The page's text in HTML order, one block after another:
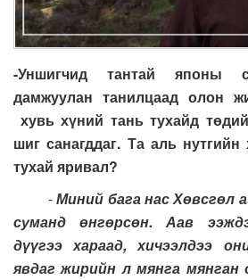
-Уншигчид тантай японы
дамжуулан танилцаад олон
хувь хүний тань тухайд
шиг санагддаг. Та аль
тухай яривал?
-Миний бага нас Хөвсгөл
суманд өнгөрсөн. Аав
дүүгээ хараад, хичээлдээ
явдаг жирийн л мянга мянган